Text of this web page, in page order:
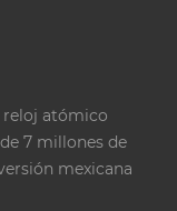
reloj atómico
7 millones de
mexicana